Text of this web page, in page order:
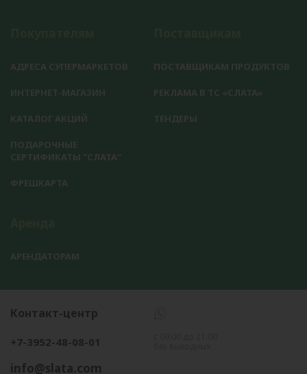
АДРЕСА СУПЕРМАРКЕТОВ
ИНТЕРНЕТ-МАГАЗИН
КАТАЛОГ АКЦИЙ
ПОДАРОЧНЫЕ
СЕРТИФИКАТЫ "СЛАТА"
ФРЕШКАРТА
ПОСТАВЩИКАМ ПРОДУКТОВ
РЕКЛАМА В ТС «СЛАТА»
ТЕНДЕРЫ
АРЕНДАТОРАМ
Контакт-центр
+7-3952-48-08-01
info@slata.com